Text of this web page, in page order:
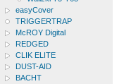
easyCover
TRIGGERTRAP
McROY Digital
REDGED
CLIK ELITE
DUST-AID
BACHT